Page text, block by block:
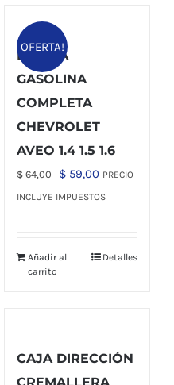
OFERTA!
BOMBA
GASOLINA
COMPLETA
CHEVROLET
AVEO 1.4 1.5 1.6
$64,00
El
precio
$ 64,00.
$ 59,00El
precio
$ 59,00.
PRECIO
INCLUYE IMPUESTOS
Añadir al
carrito
Detalles
CAJA DIRECCIÓN